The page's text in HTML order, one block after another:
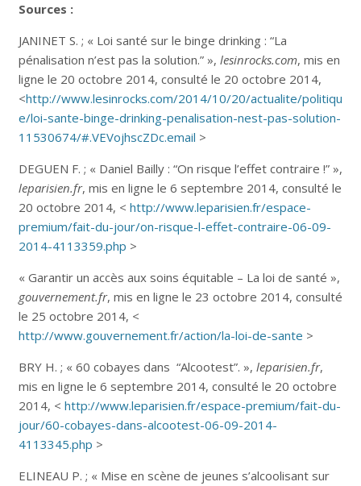
Sources :
JANINET S. ; « Loi santé sur le binge drinking : “La
pénalisation n’est pas la solution.” », lesinrocks.com, mis en
ligne le 20 octobre 2014, consulté le 20 octobre 2014,
<http://www.lesinrocks.com/2014/10/20/actualite/politiqu
e/loi-sante-binge-drinking-penalisation-nest-pas-solution-
11530674/#.VEVojhscZDc.email >
DEGUEN F. ; « Daniel Bailly : “On risque l’effet contraire !” »,
leparisien.fr, mis en ligne le 6 septembre 2014, consulté le
20 octobre 2014, < http://www.leparisien.fr/espace-
premium/fait-du-jour/on-risque-l-effet-contraire-06-09-
2014-4113359.php >
« Garantir un accès aux soins équitable – La loi de santé »,
gouvernement.fr, mis en ligne le 23 octobre 2014, consulté
le 25 octobre 2014, <
http://www.gouvernement.fr/action/la-loi-de-sante >
BRY H. ; « 60 cobayes dans “Alcootest”. », leparisien.fr,
mis en ligne le 6 septembre 2014, consulté le 20 octobre
2014, < http://www.leparisien.fr/espace-premium/fait-du-
jour/60-cobayes-dans-alcootest-06-09-2014-
4113345.php >
ELINEAU P. ; « Mise en scène de jeunes s’alcoolisant sur